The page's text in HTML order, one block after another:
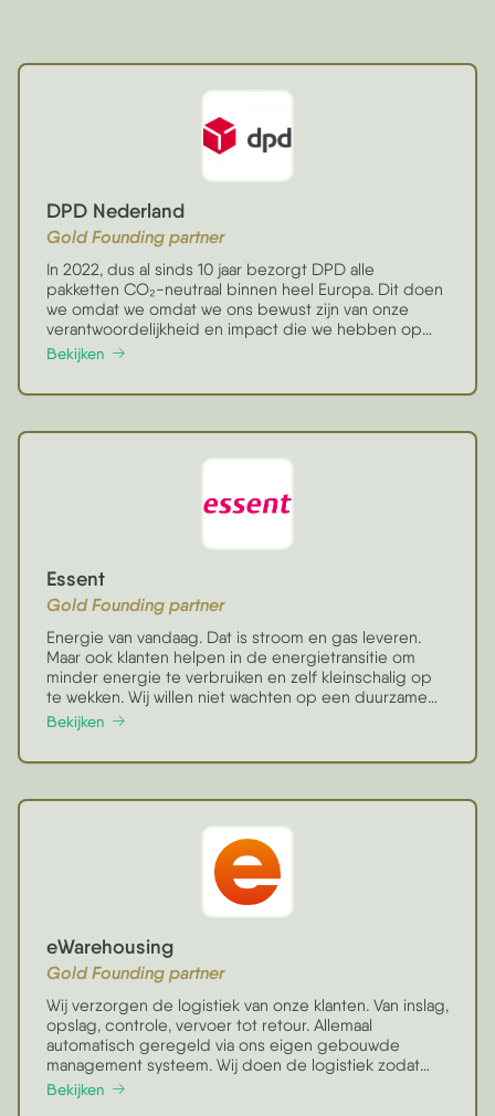
DPD Nederland
Gold Founding partner
In 2022, dus al sinds 10 jaar bezorgt DPD alle
pakketten CO₂-neutraal binnen heel Europa. Dit doen
we omdat we omdat we ons bewust zijn van onze
verantwoordelijkheid en impact die we hebben op
het milieu. Niet alleen compenseren we sinds 2012 al
onze emissies maar investeren we ook al jaren flink in
het elektrificeren van onze vloot. En nu ontwikkelen we
Bekijken
Essent
Gold Founding partner
Energie van vandaag. Dat is stroom en gas leveren.
Maar ook klanten helpen in de energietransitie om
minder energie te verbruiken en zelf kleinschalig op
te wekken. Wij willen niet wachten op een duurzame
toekomst, maar nu al aan de slag.
Bekijken
eWarehousing
Gold Founding partner
Wij verzorgen de logistiek van onze klanten. Van inslag,
opslag, controle, vervoer tot retour. Allemaal
automatisch geregeld via ons eigen gebouwde
management systeem. Wij doen de logistiek zodat
onze klanten zich kunnen focussen op hun marketing,
bedrijf en groei.
Bekijken